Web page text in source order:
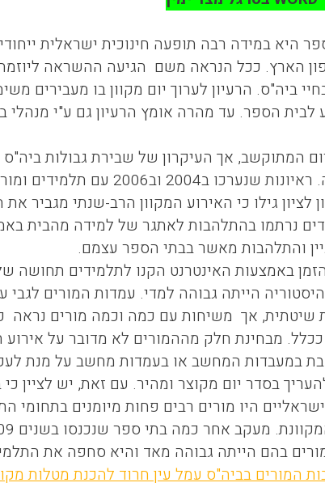
היא במידה רבה תופעה חינוכית ישראלית
בצפון הארץ. ככל הנראה משם הגיעה ההשראה
ביה"ס. הרעיון לערוך יום מקוון בו מעבירים
לבית הספר. עד מהרה אומץ הרעיון גם ע"י
המתוקשב, אך העיקרון של שבירת גבולות
נשמר בכל היוזמות המתוארות במסמך זה.
גילו כי האירוע המקוון הרב-שנתי מגביר
נרתמו בהתלהבות לאתגר של למידה מהבית
והתלהבות מאשר בבתי הספר עצמם.
באמצעות האינטרנט הקנו לתלמידים תחושה
הייתה גבוהה למדי. עמדות המורים לגבי
שיטתית, אך משיחות עם כמה וכמה מורים
מבחינת חלק מההמורים לא מדובר על אירוע
במעבדות המחשב או בעמדות מחשב על מנת
היו מורים רבים פחות מיומנים בתחומי
בהם הייתה גבוהה מאד והיא סחפה את
המורים בביה"ס עמל עין חרוד להכנת מטלות